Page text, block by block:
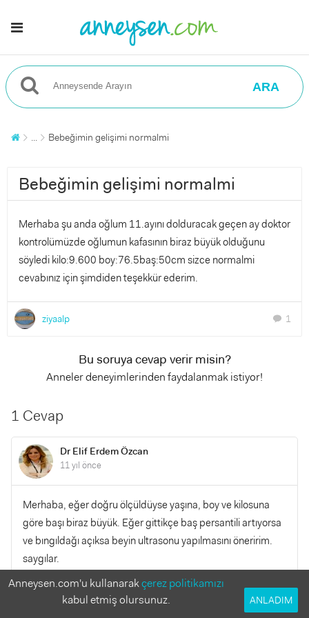
ARA
... Bebeğimin gelişimi normalmi
Bebeğimin gelişimi normalmi
Merhaba şu anda oğlum 11.ayını dolduracak geçen ay doktor
kontrolümüzde oğlumun kafasının biraz büyük olduğunu
söyledi kilo:9.600 boy:76.5baş:50cm sizce normalmi
cevabınız için şimdiden teşekkür ederim.
ziyaalp chat 1
Bu soruya cevap verir misin?
Anneler deneyimlerinden faydalanmak istiyor!
1 Cevap
Dr Elif Erdem Özcan
11 yıl önce
Merhaba, eğer doğru ölçüldüyse yaşına, boy ve kilosuna
göre başı biraz büyük. Eğer gittikçe baş persantili artıyorsa
ve bıngıldağı açıksa beyin ultrasonu yapılmasını öneririm.
saygılar.
YANITLA
0
Anneysen.com'u kullanarakçerez politikamızı
kabul etmiş olursunuz.
ANLADIM